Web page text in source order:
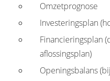
Omzetprognose
Investeringsplan
Financieringsplan
aflossingsplan)
Openingsbalans